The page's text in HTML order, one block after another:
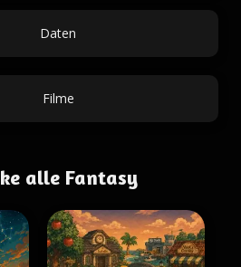
Daten
Filme
alle Fantasy